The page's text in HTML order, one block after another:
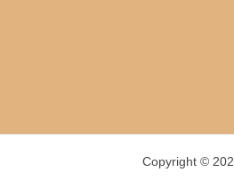
Copyright ©